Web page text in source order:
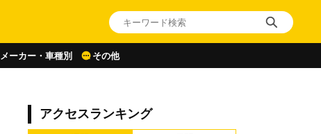
メーカー・車種別 その他
アクセスランキング